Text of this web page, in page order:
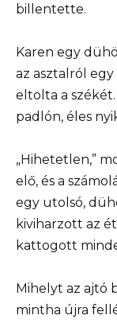
billentette.
Karen egy
az asztalról egy
eltolta a
padlón, éles
„Hihetetlen,”
elő, és a
egy utolsó,
kiviharzott az
kattogott
Mihelyt az ajtó
mintha újra